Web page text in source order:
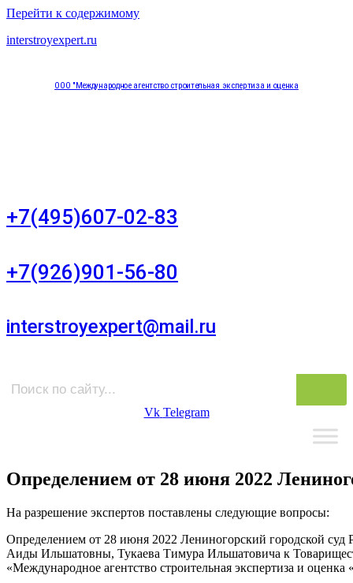
Перейти к содержимому
interstroyexpert.ru
ООО "Международное агентство строительная экспертиза и оценка
+7(495)607-02-83
+7(926)901-56-80
interstroyexpert@mail.ru
Vk Telegram
Определением от 28 июня 2022
На разрешение экспертов поставлены следующие вопросы:
Определением от 28 июня 2022 Лениногорский городской
Аиды Ильшатовны, Тукаева Тимура Ильшатовича к
«Международное агентство строительная экспертиза и оценка